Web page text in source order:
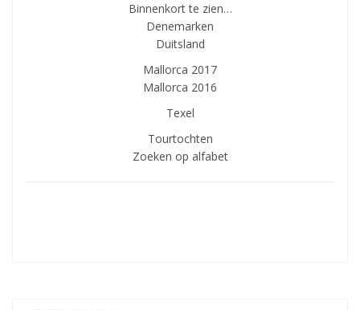
Binnenkort te zien…
Denemarken
Duitsland
Mallorca 2017
Mallorca 2016
Texel
Tourtochten
Zoeken op alfabet